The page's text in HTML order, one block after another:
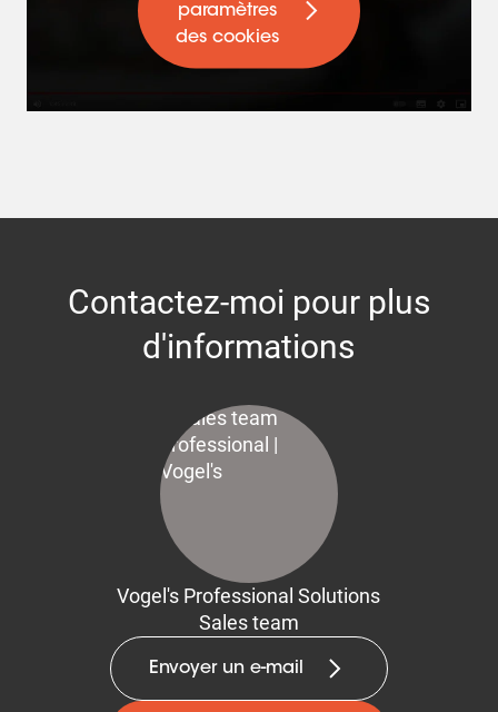
paramètres
des cookies
Contactez-moi pour plus
d'informations
Vogel's Professional Solutions
Sales team
Envoyer un e-mail